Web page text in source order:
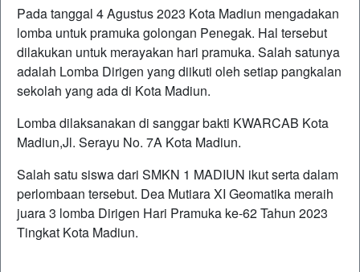
Pada tanggal 4 Agustus 2023 Kota Madiun mengadakan
lomba untuk pramuka golongan Penegak. Hal tersebut
dilakukan untuk merayakan hari pramuka. Salah satunya
adalah Lomba Dirigen yang diikuti oleh setiap pangkalan
sekolah yang ada di Kota Madiun.
Lomba dilaksanakan di sanggar bakti KWARCAB Kota
Madiun,Jl. Serayu No. 7A Kota Madiun.
Salah satu siswa dari SMKN 1 MADIUN ikut serta dalam
perlombaan tersebut. Dea Mutiara XI Geomatika meraih
juara 3 lomba Dirigen Hari Pramuka ke-62 Tahun 2023
Tingkat Kota Madiun.